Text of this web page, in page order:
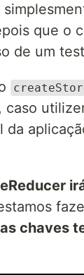
que o
de um
, caso
da
chaves